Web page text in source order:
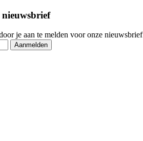
nieuwsbrief
je aan te melden voor onze nieuwsbrief
Aanmelden